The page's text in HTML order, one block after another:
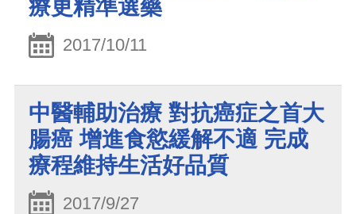
療更精準選藥
2017/10/11
中醫輔助治療 對抗癌症之首大
腸癌 增進食慾緩解不適 完成
療程維持生活好品質
2017/9/27